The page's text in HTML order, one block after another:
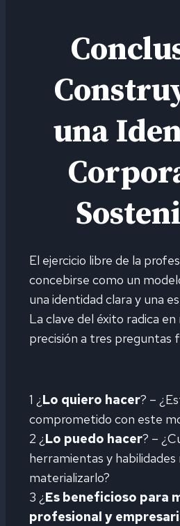
una
El ejercicio libre de la
concebirse como un
una identidad clara y una
La clave del éxito radica
precisión a tres preguntas
1️ ¿Lo quiero hacer? –
comprometido con este
2 ¿Lo puedo hacer? –
herramientas y habilidades
materializarlo?
3 ¿Es beneficioso para
profesional y